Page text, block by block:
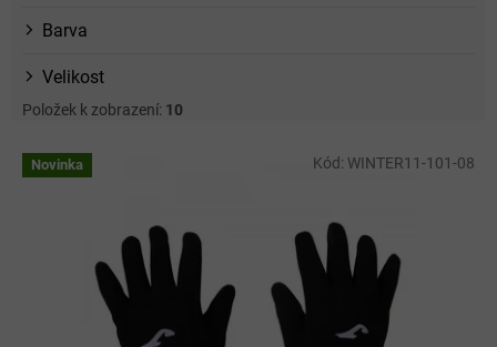
Barva
Velikost
Položek k zobrazení: 10
V Novinka Kód: WINTER11-101-08